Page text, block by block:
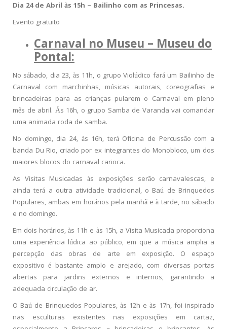
Dia 24 de Abril às 15h – Bailinho com as Princesas.
Evento gratuito
Carnaval no Museu – Museu do
Pontal:
No sábado, dia 23, às 11h, o grupo Violúdico fará um Bailinho de
Carnaval com marchinhas, músicas autorais, coreografias e
brincadeiras para as crianças pularem o Carnaval em pleno
mês de abril. Ás 16h, o grupo Samba de Varanda vai comandar
uma animada roda de samba.
No domingo, dia 24, às 16h, terá Oficina de Percussão com a
banda Du Rio, criado por ex integrantes do Monobloco, um dos
maiores blocos do carnaval carioca.
As Visitas Musicadas às exposições serão carnavalescas, e
ainda terá a outra atividade tradicional, o Baú de Brinquedos
Populares, ambas em horários pela manhã e à tarde, no sábado
e no domingo.
Em dois horários, às 11h e às 15h, a Visita Musicada proporciona
uma experiência lúdica ao público, em que a música amplia a
percepção das obras de arte em exposição. O espaço
expositivo é bastante amplo e arejado, com diversas portas
abertas para jardins externos e internos, garantindo a
adequada circulação de ar.
O Baú de Brinquedos Populares, às 12h e às 17h, foi inspirado
nas esculturas existentes nas exposições em cartaz,